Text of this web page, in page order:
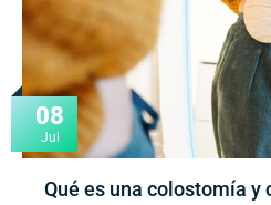
08
Jul
Qué es una colostomía y